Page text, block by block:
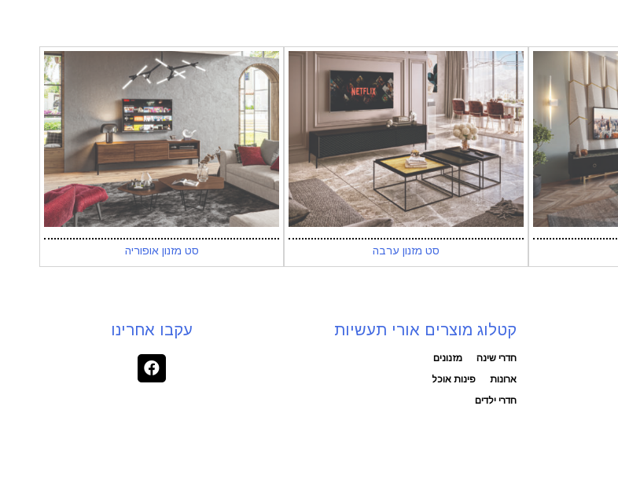
סט מזנון אופוריה סט מזנון ערבה
עקבו אחרינו קטלוג מוצרים אורי תעשיות
חדרי שינה
מזנונים
ארונות
פינות אוכל
חדרי ילדים